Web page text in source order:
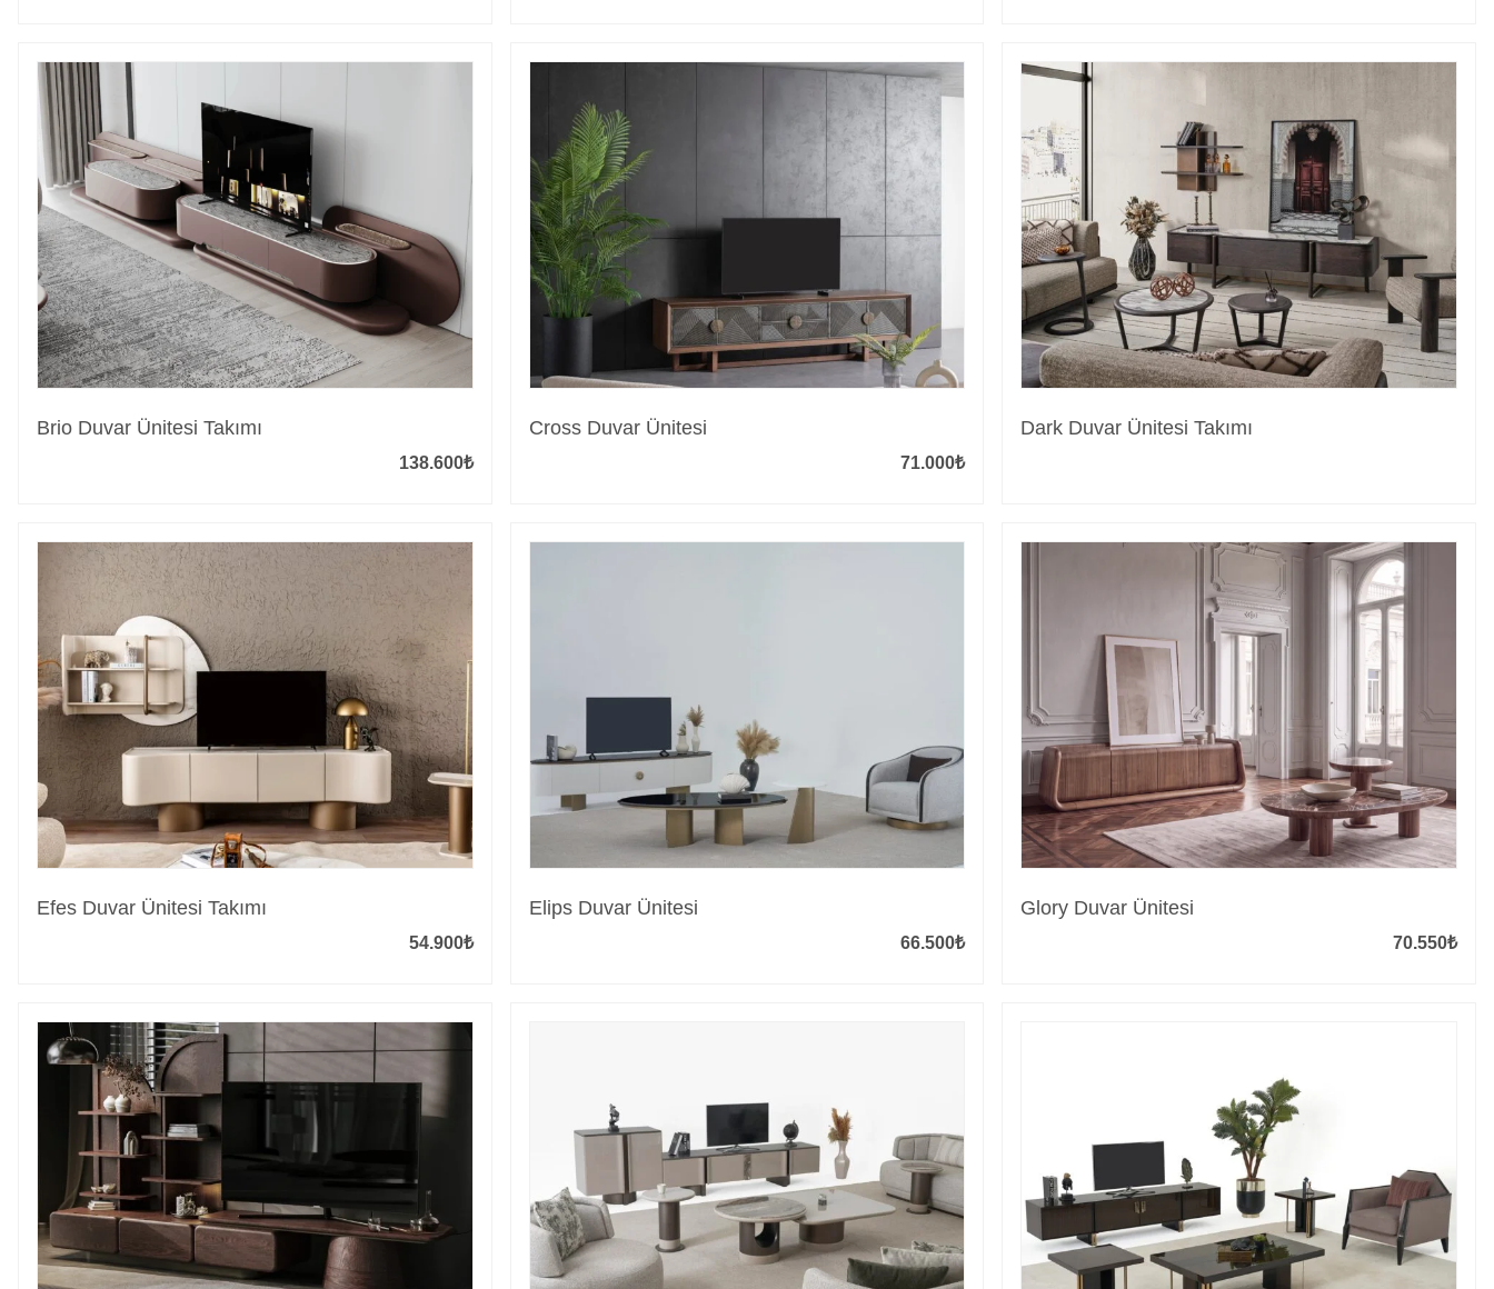
Brio Duvar Ünitesi Takımı
138.600₺
Cross Duvar Ünitesi
71.000₺
Dark Duvar Ünitesi Takımı
Efes Duvar Ünitesi Takımı
54.900₺
Elips Duvar Ünitesi
66.500₺
Glory Duvar Ünitesi
70.550₺